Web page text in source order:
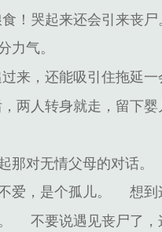
！哭起来还会引来丧尸
力气。
来，还能吸引住拖延一
两人转身就走，留下婴
那对无情父母的对话。
爱，是个孤儿。
想到
不要说遇见丧尸了，